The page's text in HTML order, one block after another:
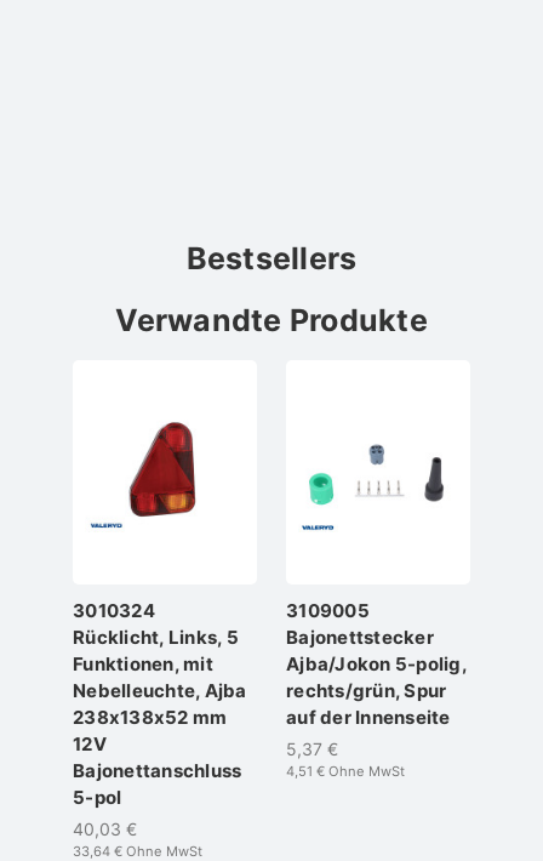
Bestsellers
Verwandte Produkte
3010324
Rücklicht, Links, 5
Funktionen, mit
Nebelleuchte, Ajba
238x138x52 mm
12V
Bajonettanschluss
5-pol
40,03 €
33,64 € Ohne MwSt
3109005
Bajonettstecker
Ajba/Jokon 5-polig,
rechts/grün, Spur
auf der Innenseite
5,37 €
4,51 € Ohne MwSt